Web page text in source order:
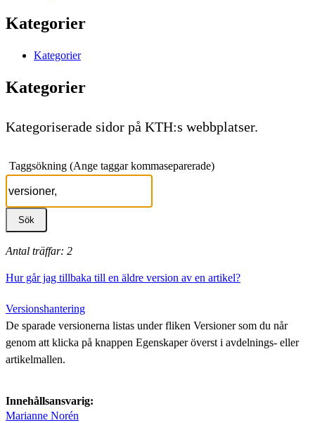
Kategorier
Kategorier
Kategorier
Kategoriserade sidor på KTH:s webbplatser.
Taggsökning (Ange taggar kommaseparerade)
Antal träffar: 2
Hur går jag tillbaka till en äldre version av en artikel?
Versionshantering
De sparade versionerna listas under fliken Versioner som du når
genom att klicka på knappen Egenskaper överst i avdelnings- eller
artikelmallen.
Innehållsansvarig:
Marianne Norén